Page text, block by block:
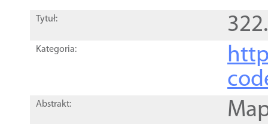
Tytuł:
Kategoria:
Abstrakt: